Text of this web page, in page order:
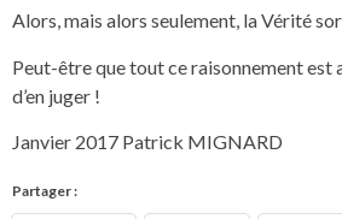
Alors, mais alors seulement, la Vérité
Peut-être que tout ce raisonnement est
d’en juger !
Janvier 2017 Patrick MIGNARD
Partager :